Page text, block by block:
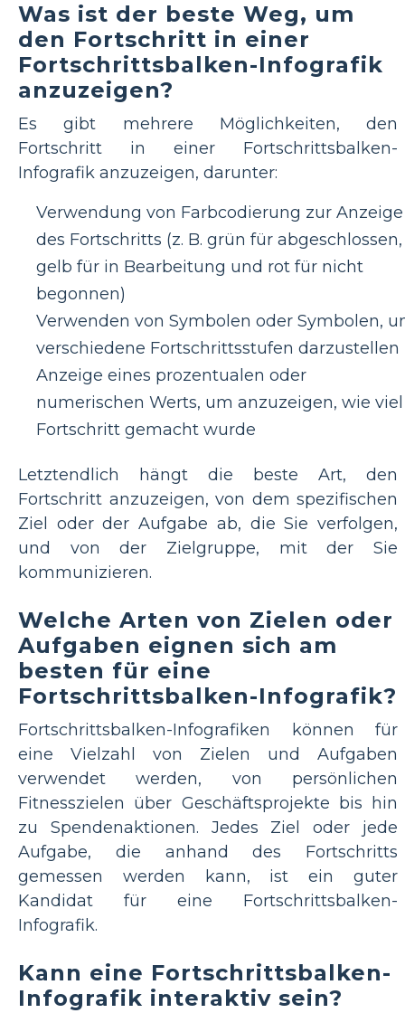
Was ist der beste Weg, um
den Fortschritt in einer
Fortschrittsbalken-Infografik
anzuzeigen?
Es gibt mehrere Möglichkeiten, den
Fortschritt in einer Fortschrittsbalken-
Infografik anzuzeigen, darunter:
Verwendung von Farbcodierung zur Anzeige
des Fortschritts (z. B. grün für abgeschlossen,
gelb für in Bearbeitung und rot für nicht
begonnen)
Verwenden von Symbolen oder Symbolen,
verschiedene Fortschrittsstufen darzustellen
Anzeige eines prozentualen oder
numerischen Werts, um anzuzeigen, wie viel
Fortschritt gemacht wurde
Letztendlich hängt die beste Art, den
Fortschritt anzuzeigen, von dem spezifischen
Ziel oder der Aufgabe ab, die Sie verfolgen,
und von der Zielgruppe, mit der Sie
kommunizieren.
Welche Arten von Zielen oder
Aufgaben eignen sich am
besten für eine
Fortschrittsbalken-Infografik?
Fortschrittsbalken-Infografiken können für
eine Vielzahl von Zielen und Aufgaben
verwendet werden, von persönlichen
Fitnesszielen über Geschäftsprojekte bis hin
zu Spendenaktionen. Jedes Ziel oder jede
Aufgabe, die anhand des Fortschritts
gemessen werden kann, ist ein guter
Kandidat für eine Fortschrittsbalken-
Infografik.
Kann eine Fortschrittsbalken-
Infografik interaktiv sein?